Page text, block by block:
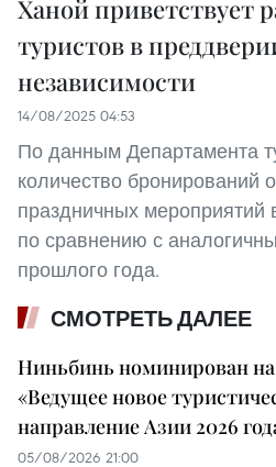
Ханой приветствует
туристов в
независимости
14/08/2025 04:53
По данным Департамента
количество бронирований
праздничных мероприятий
по сравнению с
прошлого года.
СМОТРЕТЬ ДАЛЕЕ
Ниньбинь номинирован на
«Ведущее новое
направление Азии 2026
05/08/2026 21:00